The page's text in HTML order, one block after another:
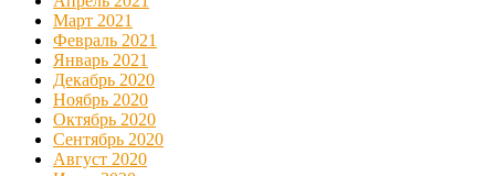
Март 2021
Февраль 2021
Январь 2021
Декабрь 2020
Ноябрь 2020
Октябрь 2020
Сентябрь 2020
Август 2020